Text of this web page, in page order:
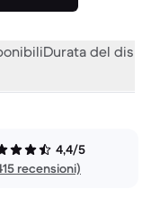
Durata del
4,4/5
recensioni)